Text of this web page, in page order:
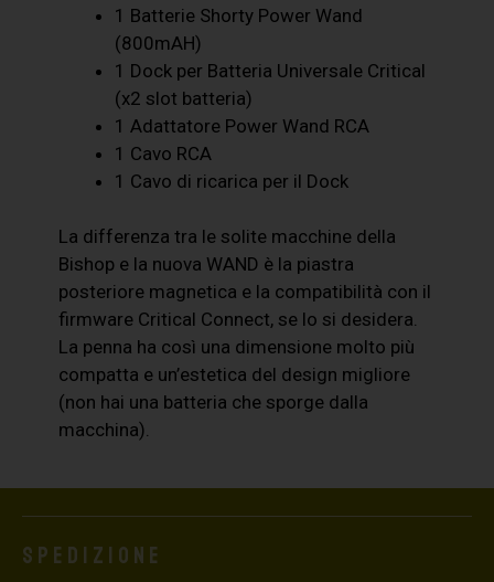
1 Batterie Shorty Power Wand
(800mAH)
1 Dock per Batteria Universale Critical
(x2 slot batteria)
1 Adattatore Power Wand RCA
1 Cavo RCA
1 Cavo di ricarica per il Dock
La differenza tra le solite macchine della
Bishop e la nuova WAND è la piastra
posteriore magnetica e la compatibilità con il
firmware Critical Connect, se lo si desidera.
La penna ha così una dimensione molto più
compatta e un’estetica del design migliore
(non hai una batteria che sporge dalla
macchina).
Spedizione